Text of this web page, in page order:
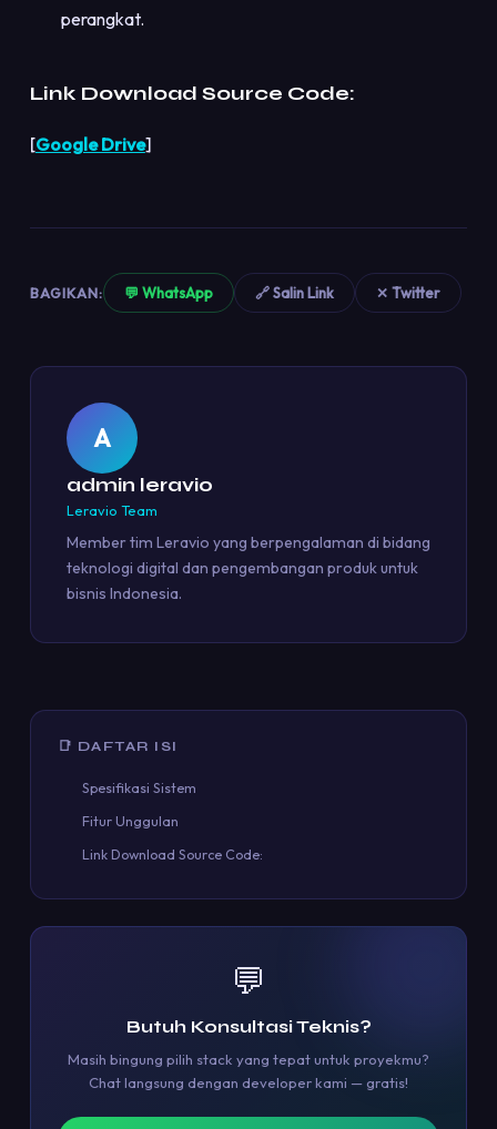
perangkat.
Link Download Source Code:
[Google Drive]
BAGIKAN: 💬 WhatsApp 🔗 Salin Link ✕ Twitter
A
admin leravio
Leravio Team
Member tim Leravio yang berpengalaman di bidang
teknologi digital dan pengembangan produk untuk
bisnis Indonesia.
📑 DAFTAR ISI
Spesifikasi Sistem
Fitur Unggulan
Link Download Source Code:
💬
Butuh Konsultasi Teknis?
Masih bingung pilih stack yang tepat untuk proyekmu?
Chat langsung dengan developer kami — gratis!